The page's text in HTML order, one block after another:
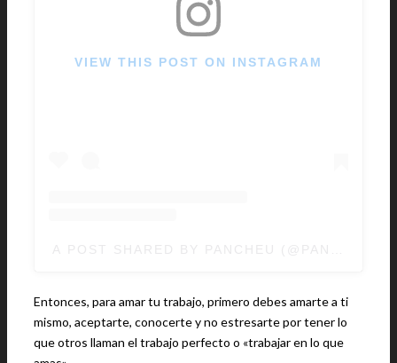
VIEW THIS POST ON INSTAGRAM
Entonces, para amar tu trabajo, primero debes amarte a ti
mismo, aceptarte, conocerte y no estresarte por tener lo
que otros llaman el trabajo perfecto o «trabajar en lo que